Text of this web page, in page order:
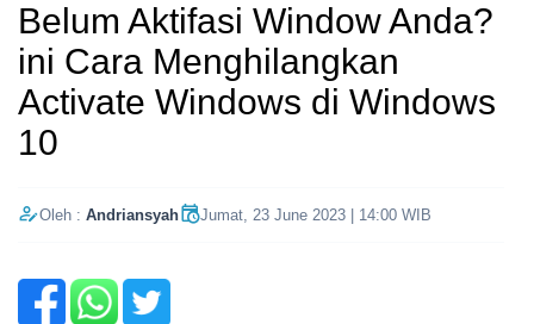
Belum Aktifasi Window Anda?
ini Cara Menghilangkan
Activate Windows di Windows
10
Oleh : Andriansyah Jumat, 23 June 2023 | 14:00 WIB